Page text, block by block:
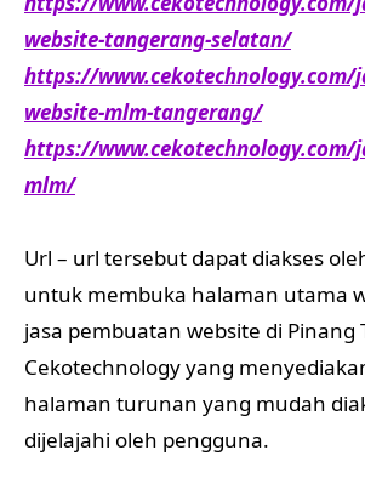
website-tangerang-selatan/
https://www.cekotechnology.com/
website-mlm-tangerang/
https://www.cekotechnology.com/
mlm/
Url – url tersebut dapat diakses
untuk membuka halaman utama
jasa pembuatan website di Pinang
Cekotechnology yang
halaman turunan yang mudah
dijelajahi oleh pengguna.